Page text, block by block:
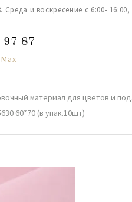
и воскресение с 6:00-
87
Max
материал для цветов и
60*70 (в упак.10шт)